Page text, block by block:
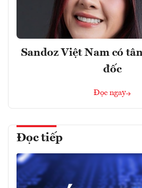
Sandoz Việt Nam có
đốc
Đọc ngay
Đọc tiếp